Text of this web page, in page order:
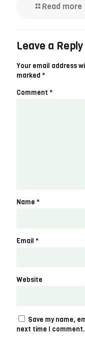
Read more
Leave a Reply
Your email address
marked *
Comment *
Name *
Email *
Website
Save my name,
next time I comment.